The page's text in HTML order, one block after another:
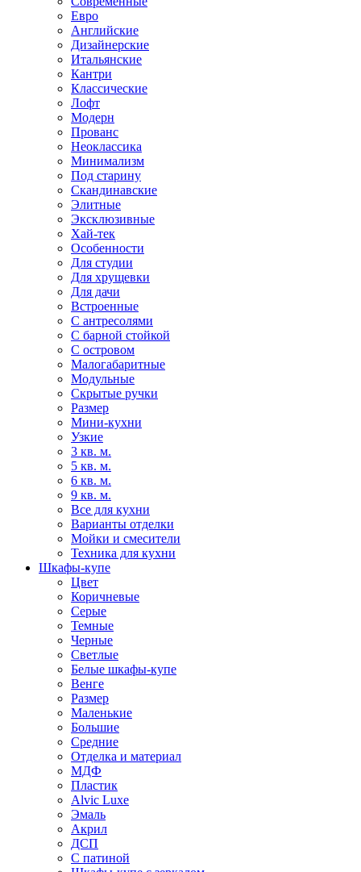
Евро
Английские
Дизайнерские
Итальянские
Кантри
Классические
Лофт
Модерн
Прованс
Неоклассика
Минимализм
Под старину
Скандинавские
Элитные
Эксклюзивные
Хай-тек
Особенности
Для студии
Для хрущевки
Для дачи
Встроенные
С антресолями
С барной стойкой
С островом
Малогабаритные
Модульные
Скрытые ручки
Размер
Мини-кухни
Узкие
3 кв. м.
5 кв. м.
6 кв. м.
9 кв. м.
Все для кухни
Варианты отделки
Мойки и смесители
Техника для кухни
Шкафы-купе
Цвет
Коричневые
Серые
Темные
Черные
Светлые
Белые шкафы-купе
Венге
Размер
Маленькие
Большие
Средние
Отделка и материал
МДФ
Пластик
Alvic Luxe
Эмаль
Акрил
ДСП
С патиной